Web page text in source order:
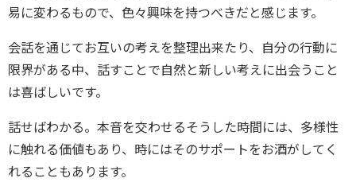
易に変わるもので、色々興味を持つべきだと感じます。
会話を通じてお互いの考えを整理出来たり、自分の行動に
限界がある中、話すことで自然と新しい考えに出会うこと
は喜ばしいです。
話せばわかる。本音を交わせるそうした時間には、多様性
に触れる価値もあり、時にはそのサポートをお酒がしてく
れることもあります。